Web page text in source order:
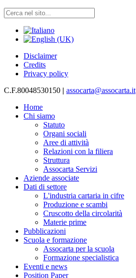
Disclaimer
Credits
Privacy policy
C.F.80048530150 | assocarta@assocarta.it
Home
Chi siamo
Statuto
Organi sociali
Aree di attività
Relazioni con la filiera
Struttura
Assocarta Servizi
Aziende associate
Dati di settore
L'industria cartaria in cifre
Produzione e scambi
Cruscotto della circolarità
Materie prime
Pubblicazioni
Scuola e formazione
Assocarta per la scuola
Formazione specialistica
Eventi e news
Position Paper